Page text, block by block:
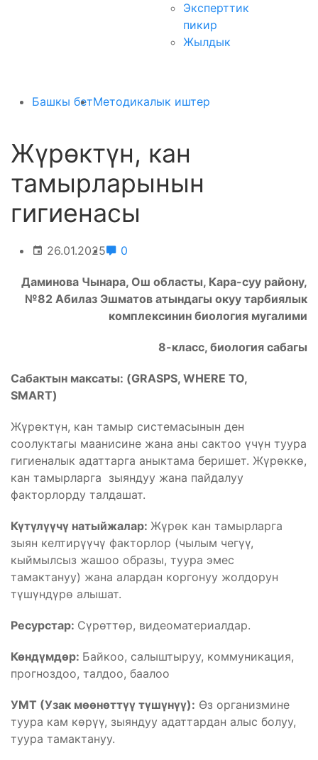
Эксперттик
пикир
Жылдык
Башкы бетМетодикалык иштер
Жүрөктүн, кан
тамырларынын
гигиенасы
26.01.2025 0
Даминова Чынара, Ош областы, Кара-суу району,
№82 Абилаз Эшматов атындагы окуу тарбиялык
комплексинин биология мугалими
8-класс, биология сабагы
Сабактын максаты: (GRASPS, WHERE TO,
SMART)
Жүрөктүн, кан тамыр системасынын ден
соолуктагы маанисине жана аны сактоо үчүн туура
гигиеналык адаттарга аныктама беришет. Жүрөккө,
кан тамырларга зыяндуу жана пайдалуу
факторлорду талдашат.
Күтүлүүчү натыйжалар: Жүрөк кан тамырларга
зыян келтирүүчү факторлор (чылым чегүү,
кыймылсыз жашоо образы, туура эмес
тамактануу) жана алардан коргонуу жолдорун
түшүндүрө алышат.
Ресурстар: Сүрөттөр, видеоматериалдар.
Көндүмдөр: Байкоо, салыштыруу, коммуникация,
прогноздоо, талдоо, баалоо
УМТ (Узак мөөнөттүү түшүнүү): Өз организмине
туура кам көрүү, зыяндуу адаттардан алыс болуу,
туура тамактануу.